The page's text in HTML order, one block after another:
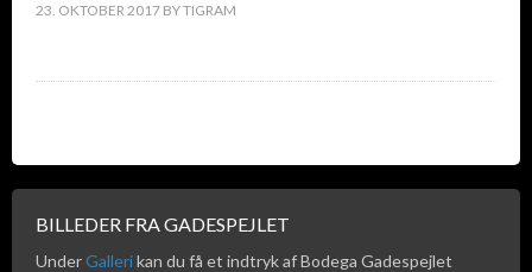
23. OKTOBER 2017 BYTIGRAM
BILLEDER FRA GADESPEJLET
UnderGallerikan du få et indtryk af Bodega Gadespejlet